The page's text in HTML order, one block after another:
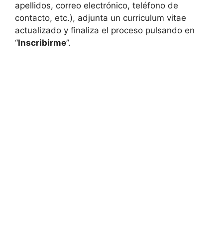
apellidos, correo electrónico, teléfono de
contacto, etc.), adjunta un curriculum vitae
actualizado y finaliza el proceso pulsando en
“Inscribirme”.